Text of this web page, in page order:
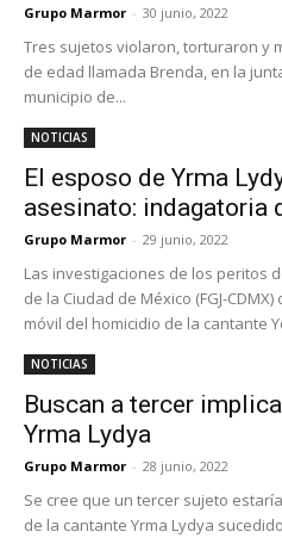
Grupo Marmor - 30 junio, 2022
Tres sujetos violaron, torturaron y
de edad llamada Brenda, en la
municipio de...
NOTICIAS
El esposo de Yrma
asesinato: indagatoria
Grupo Marmor - 29 junio, 2022
Las investigaciones de los peritos
de la Ciudad de México (FGJ-
móvil del homicidio de la cantante
NOTICIAS
Buscan a tercer
Yrma Lydya
Grupo Marmor - 28 junio, 2022
Se cree que un tercer sujeto
de la cantante Yrma Lydya